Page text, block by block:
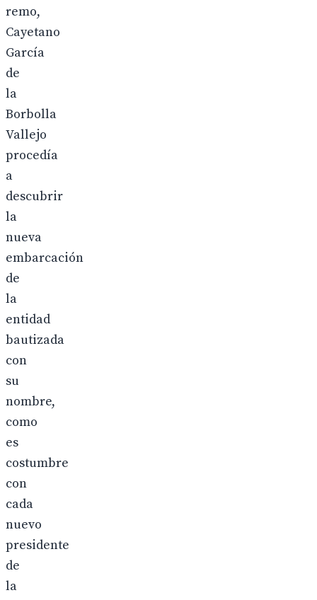
remo,
Cayetano
García
de
la
Borbolla
Vallejo
procedía
a
descubrir
la
nueva
embarcación
de
la
entidad
bautizada
con
su
nombre,
como
es
costumbre
con
cada
nuevo
presidente
de
la